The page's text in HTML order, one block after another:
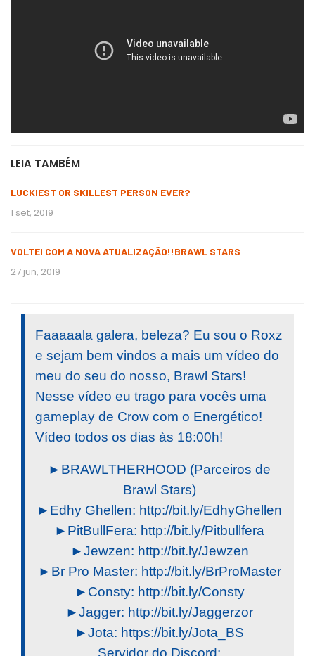
LEIA TAMBÉM
LUCKIEST OR SKILLEST PERSON EVER?
1 set, 2019
VOLTEI COM A NOVA ATUALIZAÇÃO!!BRAWL STARS
27 jun, 2019
Faaaaala galera, beleza? Eu sou o Roxz
e sejam bem vindos a mais um vídeo do
meu do seu do nosso, Brawl Stars!
Nesse vídeo eu trago para vocês uma
gameplay de Crow com o Energético!
Vídeo todos os dias às 18:00h!
►BRAWLTHERHOOD (Parceiros de
Brawl Stars)
►Edhy Ghellen: http://bit.ly/EdhyGhellen
►PitBullFera: http://bit.ly/Pitbullfera
►Jewzen: http://bit.ly/Jewzen
►Br Pro Master: http://bit.ly/BrProMaster
►Consty: http://bit.ly/Consty
►Jagger: http://bit.ly/Jaggerzor
►Jota: https://bit.ly/Jota_BS
Servidor do Discord: